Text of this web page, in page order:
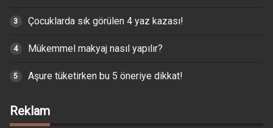
Çocuklarda sık görülen 4 yaz kazası!
Mükemmel makyaj nasıl yapılır?
Aşure tüketirken bu 5 öneriye dikkat!
Reklam